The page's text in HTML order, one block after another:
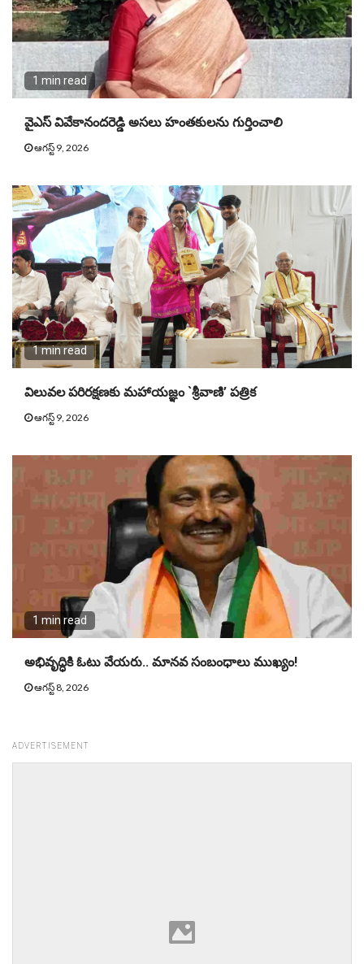
1 min read
వైఎస్‌ వివేకానందరెడ్డి అసలు హంతకులను గుర్తించాలి
ఆగస్ట్ 9, 2026
1 min read
విలువల పరిరక్షణకు మహాయజ్ఞం `శ్రీవాణి’ పత్రిక
ఆగస్ట్ 9, 2026
1 min read
అభివృద్ధికి ఓటు వేయరు.. మానవ సంబంధాలు ముఖ్యం!
ఆగస్ట్ 8, 2026
ADVERTISEMENT